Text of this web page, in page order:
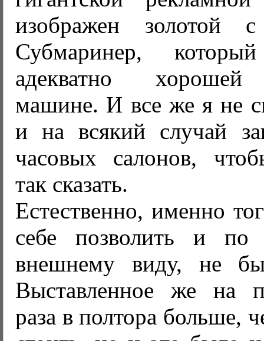
изображен золотой с
Субмаринер,
адекватно хорошей
машине. И все же я не
и на всякий случай
часовых салонов,
так сказать.
Естественно, именно
себе позволить и
внешнему виду, не
Выставленное же на
раза в полтора больше,